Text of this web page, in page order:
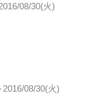
08/30(火)
2016/08/30(火)